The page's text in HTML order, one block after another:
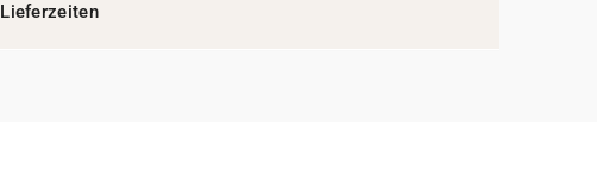
Lieferzeiten